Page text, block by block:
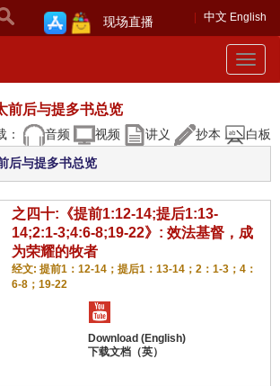
中文 English
现场直播
Toggle
前后与提多书总览
： 音频 视频 讲义 抄本 白板
后与提多书总览
之四十:《提前1:12-14;提后1:13-
14;2:1-3;4:6-8;19-22》: 效法基督，成
为荣耀的牧者
经文: 提前1：12-14；提后1：13-14；2：1-3；4：
6-8；19-22